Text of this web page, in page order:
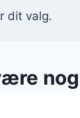
dit valg.